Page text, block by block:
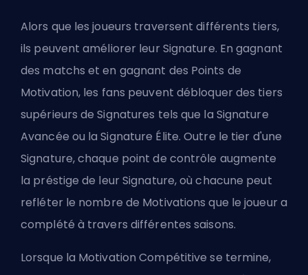
Alors que les joueurs traversent différents tiers,
ils peuvent améliorer leur Signature. En gagnant
des matchs et en gagnant des Points de
Motivation, les fans peuvent débloquer des tiers
supérieurs de Signatures tels que la Signature
Avancée ou la Signature Élite. Outre le tier d'une
Signature, chaque point de contrôle augmente
la préstige de leur Signature, où chacune peut
refléter le nombre de Motivations que le joueur a
complété à travers différentes saisons.
Lorsque la Motivation Compétitive se termine,